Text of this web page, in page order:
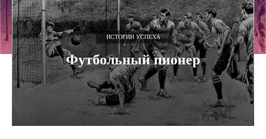
ИСТОРИИ УСПЕХА
Футбольный пионер